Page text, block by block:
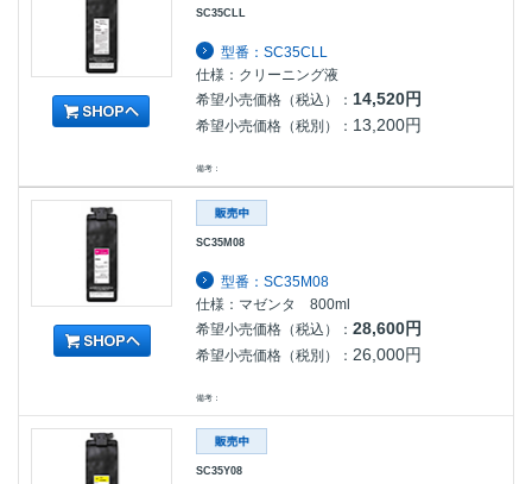
SC35CLL
型番：SC35CLL
仕様：クリーニング液
希望小売価格（税込）： 14,520円
希望小売価格（税別）： 13,200円
備考：
SC35M08
型番：SC35M08
仕様：マゼンタ 800ml
希望小売価格（税込）：28,600円
希望小売価格（税別）： 26,000円
備考：
SC35Y08